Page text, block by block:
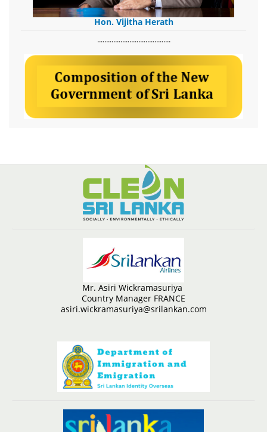
Hon. Vijitha Herath
​.........................................
Mr. Asiri Wickramasuriya
Country Manager FRANCE
asiri.wickramasuriya@srilankan.com